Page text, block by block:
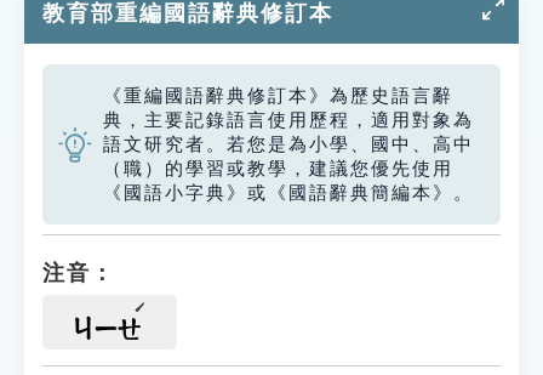
教育部重編國語辭典修訂本
《重編國語辭典修訂本》為歷史語言辭
典，主要記錄語言使用歷程，適用對象為
語文研究者。若您是為小學、國中、高中
（職）的學習或教學，建議您優先使用
《國語小字典》或《國語辭典簡編本》。
注音：
ㄐㄧㄝ